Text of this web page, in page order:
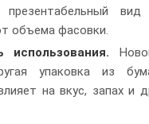
презентабельный
объема фасовки.
использования.
упаковка из
на вкус, запах и